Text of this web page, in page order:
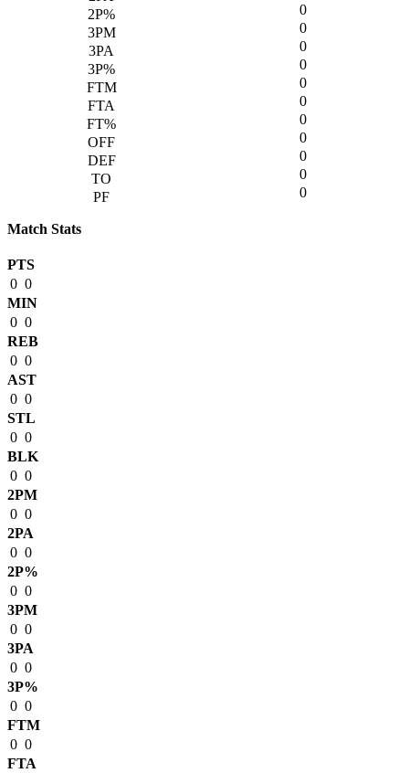
0
0
0
0
0
0
0
0
0
0
0
Match Stats
PTS
0 0
MIN
0 0
REB
0 0
AST
0 0
STL
0 0
BLK
0 0
2PM
0 0
2PA
0 0
2P%
0 0
3PM
0 0
3PA
0 0
3P%
0 0
FTM
0 0
FTA